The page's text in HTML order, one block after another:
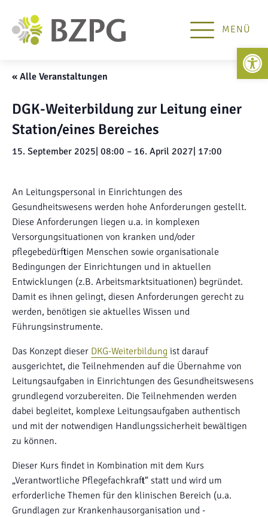
MENÜ
« Alle Veranstaltungen
DGK-Weiterbildung zur Leitung einer
Station/eines Bereiches
15. September 2025| 08:00 – 16. April 2027| 17:00
An Leitungspersonal in Einrichtungen des
Gesundheitswesens werden hohe Anforderungen gestellt.
Diese Anforderungen liegen u.a. in komplexen
Versorgungsituationen von kranken und/oder
pflegebedürftigen Menschen sowie organisationale
Bedingungen der Einrichtungen und in aktuellen
Entwicklungen (z.B. Arbeitsmarktsituationen) begründet.
Damit es ihnen gelingt, diesen Anforderungen gerecht zu
werden, benötigen sie aktuelles Wissen und
Führungsinstrumente.
Das Konzept dieser DKG-Weiterbildung ist darauf
ausgerichtet, die Teilnehmenden auf die Übernahme von
Leitungsaufgaben in Einrichtungen des Gesundheitswesens
grundlegend vorzubereiten. Die Teilnehmenden werden
dabei begleitet, komplexe Leitungsaufgaben authentisch
und mit der notwendigen Handlungssicherheit bewältigen
zu können.
Dieser Kurs findet in Kombination mit dem Kurs
„Verantwortliche Pflegefachkraft“ statt und wird um
erforderliche Themen für den klinischen Bereich (u.a.
Grundlagen zur Krankenhausorganisation und -